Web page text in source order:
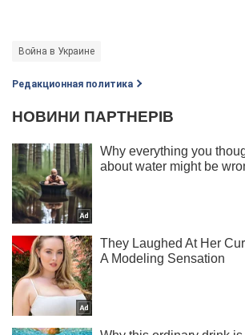
Война в Украине
Редакционная политика